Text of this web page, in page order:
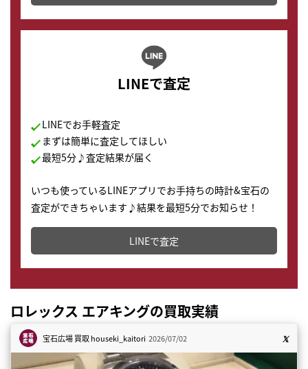
LINEで査定
LINEでお手軽査定
まずは簡単に査定してほしい
最短5分♪査定結果が届く
いつも使っているLINEアプリでお手持ちの時計&宝石の
査定ができちゃいます♪結果を最短5分でお知らせ！
どこからでもすぐに査定金額を知ることが出来ます。
LINEで査定
ロレックス エアキングの買取実績
宝石広場 買取houseki_kaitori 2026/07/02